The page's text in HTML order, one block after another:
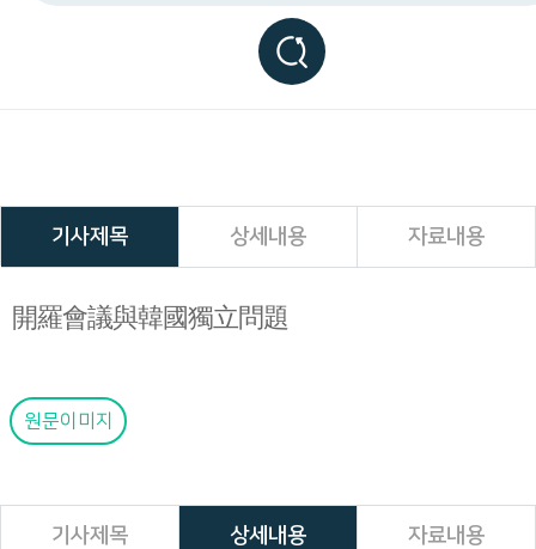
습
기사제목 상세내용 자료내용
開羅會議與韓國獨立問題
원문이미지
기사제목 상세내용 자료내용